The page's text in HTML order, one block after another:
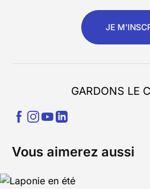
JE
GARDONS LE
Vous aimerez aussi